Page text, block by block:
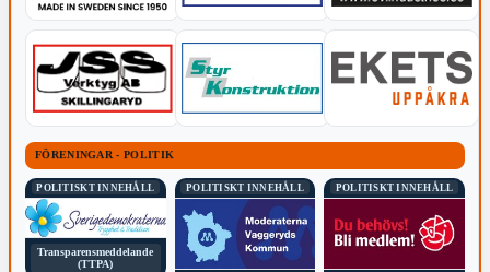
FÖRENINGAR - POLITIK
POLITISKT INNEHÅLL
Transparensmeddelande
(TTPA)
POLITISKT INNEHÅLL POLITISKT INNEHÅLL